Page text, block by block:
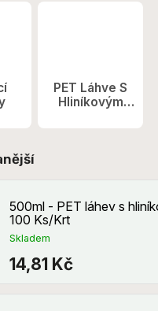
PET Láhve S
Hliníkovým
500ml - PET láhev s
100 Ks/Krt
Skladem
14,81 Kč